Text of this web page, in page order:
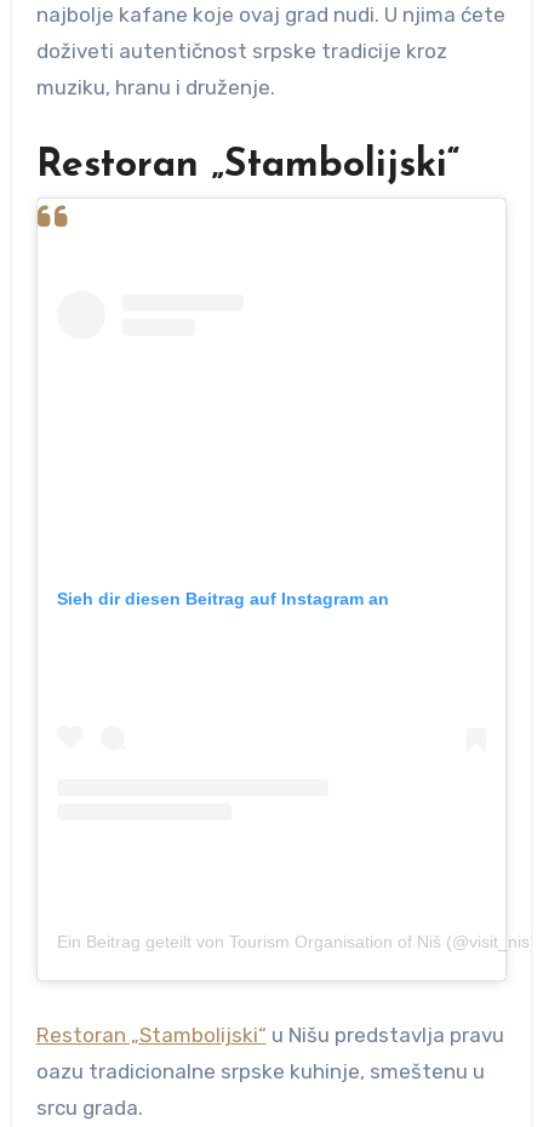
najbolje kafane koje ovaj grad nudi. U njima ćete
doživeti autentičnost srpske tradicije kroz
muziku, hranu i druženje.
Restoran „Stambolijski“
Sieh dir diesen Beitrag auf Instagram an
Ein Beitrag geteilt von Tourism Organisation of Niš (@visit_nis)
Restoran „Stambolijski“ u Nišu predstavlja pravu
oazu tradicionalne srpske kuhinje, smeštenu u
srcu grada.